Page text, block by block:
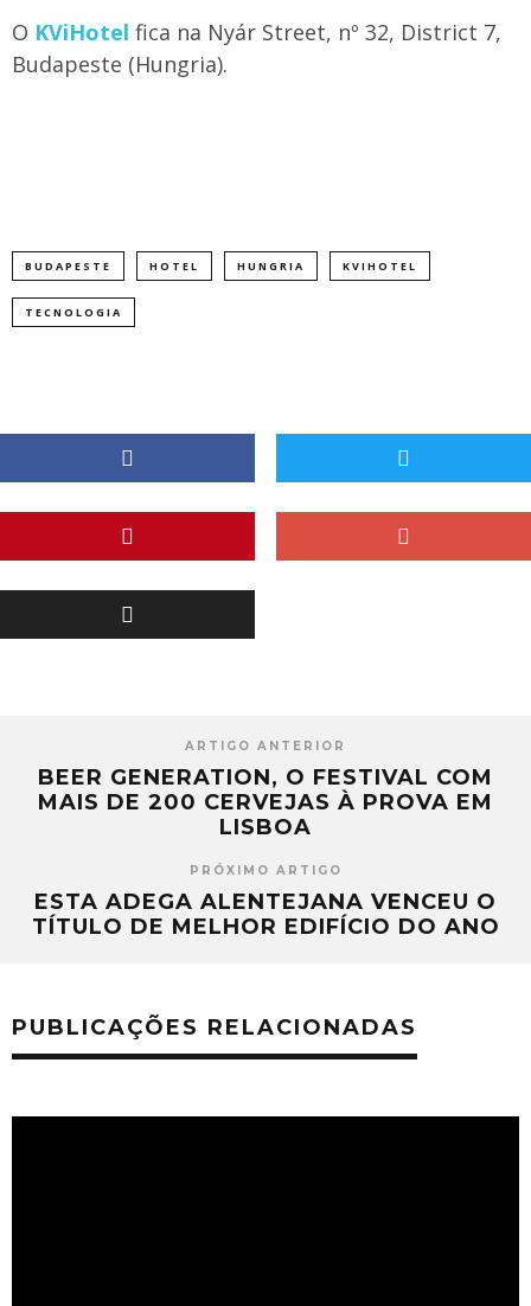
O KViHotel fica na Nyár Street, nº 32, District 7,
Budapeste (Hungria).
BUDAPESTE HOTEL HUNGRIA KVIHOTEL
TECNOLOGIA
ARTIGO ANTERIOR
BEER GENERATION, O FESTIVAL COM
MAIS DE 200 CERVEJAS À PROVA EM
LISBOA
PRÓXIMO ARTIGO
ESTA ADEGA ALENTEJANA VENCEU O
TÍTULO DE MELHOR EDIFÍCIO DO ANO
PUBLICAÇÕES RELACIONADAS